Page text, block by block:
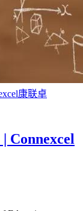
康联卓
Connexcel